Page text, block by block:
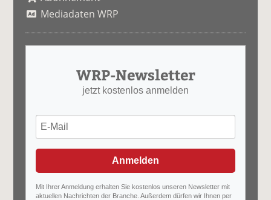
Mediadaten WRP
WRP-Newsletter
jetzt kostenlos anmelden
Anmelden
Mit Ihrer Anmeldung erhalten Sie kostenlos unseren Newsletter mit
aktuellen Nachrichten der Branche. Außerdem dürfen wir Ihnen per